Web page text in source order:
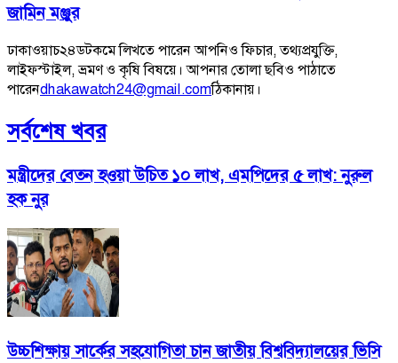
জামিন মঞ্জুর
ঢাকাওয়াচ২৪ডটকমে লিখতে পারেন আপনিও ফিচার, তথ্যপ্রযুক্তি,
লাইফস্টাইল, ভ্রমণ ও কৃষি বিষয়ে। আপনার তোলা ছবিও পাঠাতে
পারেনdhakawatch24@gmail.comঠিকানায়।
সর্বশেষ খবর
মন্ত্রীদের বেতন হওয়া উচিত ১০ লাখ, এমপিদের ৫ লাখ: নুরুল
হক নুর
উচ্চশিক্ষায় সার্কের সহযোগিতা চান জাতীয় বিশ্ববিদ্যালয়ের ভিসি